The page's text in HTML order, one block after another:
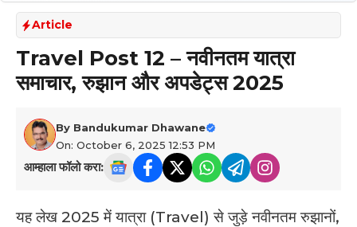
Article
Travel Post 12 – नवीनतम यात्रा
समाचार, रुझान और अपडेट्स 2025
By Bandukumar Dhawane
On: October 6, 2025 12:53 PM
आम्हाला फॉलो करा:
यह लेख 2025 में यात्रा (Travel) से जुड़े नवीनतम रुझानों,